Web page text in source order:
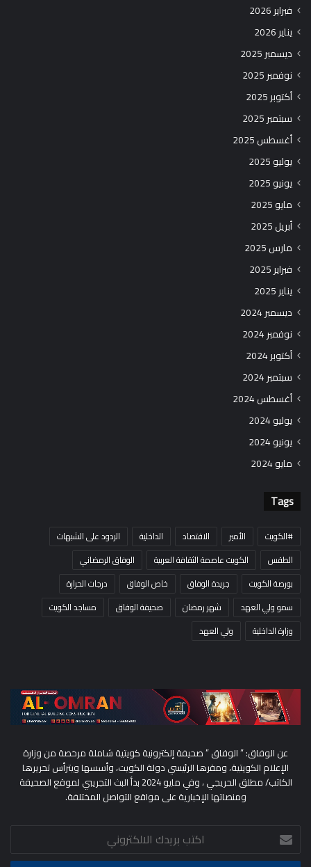
فبراير 2026
يناير 2026
ديسمبر 2025
نوفمبر 2025
أكتوبر 2025
سبتمبر 2025
أغسطس 2025
يوليو 2025
يونيو 2025
مايو 2025
أبريل 2025
مارس 2025
فبراير 2025
يناير 2025
ديسمبر 2024
نوفمبر 2024
أكتوبر 2024
سبتمبر 2024
أغسطس 2024
يوليو 2024
يونيو 2024
مايو 2024
Tags
#الكويت الأمير الاقتصاد الداخلية
الردود على الشبهات
الطقس
الكويت عاصمة الثقافة العربية
الوفاق الرمضاني
بورصة الكويت
جريدة الوفاق خاص الوفاق
درجات الحرارة
سمو ولي العهد
شهر رمضان صحيفة الوفاق
مساجد الكويت
وزارة الداخلية
ولي العهد
عن الوفاق: ” الوفاق ” صحيفة إلكترونية كويتية شاملة مرخصة من وزارة
الإعلام الكويتية، ومقرها الرئيسي دولة الكويت، وأسسها ويترأس تحريرها
الكاتب/ مطلق الحريجي ، وفي مايو 2024 بدأ البث التجريبي لموقع الصحيفة
ومنصاتها الإخبارية على مواقع التواصل المختلفة.
اكتب
بريدك
الالكتروني